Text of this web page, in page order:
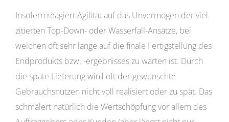
Insofern reagiert Agilität auf das Unvermögen der viel
zitierten Top-Down- oder Wasserfall-Ansätze, bei
welchen oft sehr lange auf die finale Fertigstellung des
Endprodukts bzw. -ergebnisses zu warten ist. Durch
die späte Lieferung wird oft der gewünschte
Gebrauchsnutzen nicht voll realisiert oder zu spät. Das
schmälert natürlich die Wertschöpfung vor allem des